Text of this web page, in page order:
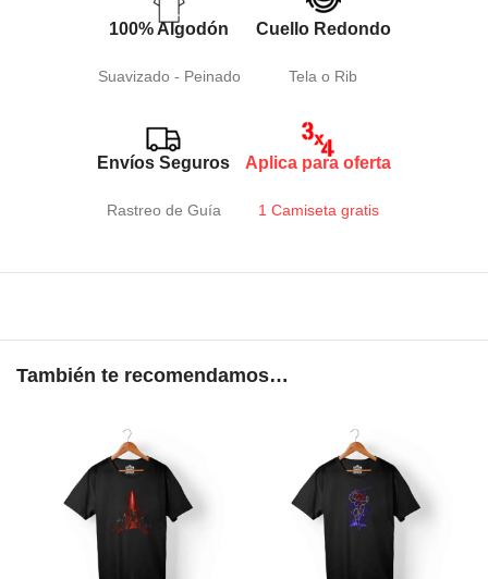
100% Algodón
Suavizado - Peinado
Cuello Redondo
Tela o Rib
Envíos Seguros
Rastreo de Guía
Aplica para oferta
1 Camiseta gratis
También te recomendamos…